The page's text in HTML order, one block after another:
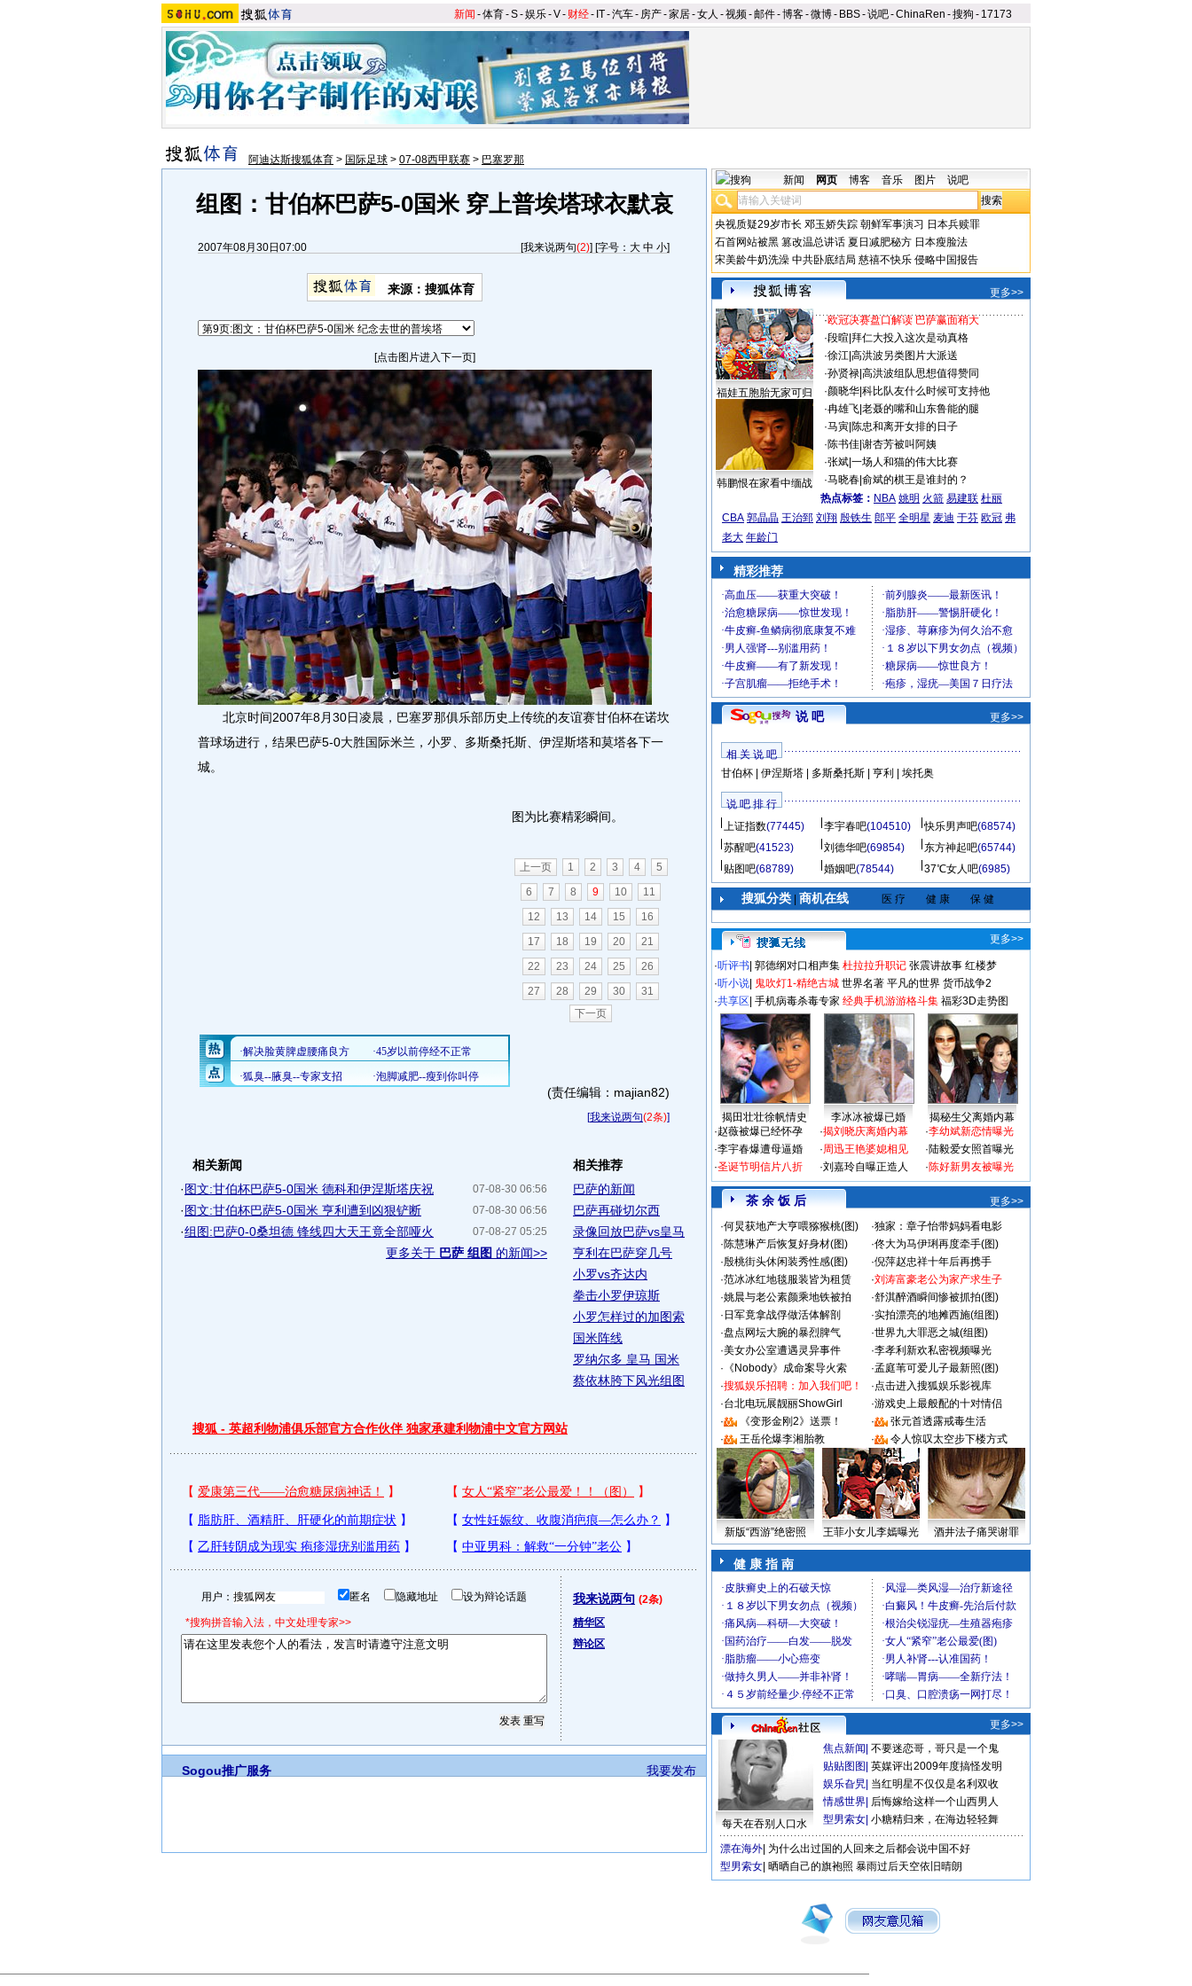
新闻 -体育-S-娱乐-V- 财经- IT-汽车- 房产-家居-女人 -视频-邮件-博客-微博- BBS-说吧-ChinaRen -搜狗 - 17173
阿迪达斯搜狐体育 > 国际足球 > 07-08西甲联赛 > 巴塞罗那
组图：甘伯杯巴萨5-0国米 穿上普埃塔球衣默哀
2007年08月30日07:00 [我来说两句(2)] [字号： 大 中 小]
来源：搜狐体育
[点击图片进入下一页]
北京时间2007年8月30日凌晨，巴塞罗那俱乐部历史上传统的友谊赛甘伯杯在诺坎
普球场进行，结果巴萨5-0大胜国际米兰，小罗、多斯桑托斯、伊涅斯塔和莫塔各下一
城。
图为比赛精彩瞬间。
上一页 1 2 3 4
5
6
7 8 9 10
11
12
13 14 15
16
17
18 19 20
21
22
23 24 25
26
27
28 29 30
31
下一页
(责任编辑：majian82)
[我来说两句(2条)]
相关新闻
07-08-30 06:56
·图文:甘伯杯巴萨5-0国米 德科和伊涅斯塔庆祝
07-08-30 06:56
·图文:甘伯杯巴萨5-0国米 亨利遭到凶狠铲断
07-08-27 05:25
·组图:巴萨0-0桑坦德 锋线四大天王竟全部哑火
更多关于 巴萨 组图 的新闻>>
相关推荐
巴萨的新闻
巴萨再碰切尔西
录像回放巴萨vs皇马
亨利在巴萨穿几号
小罗vs齐达内
拳击小罗伊琼斯
小罗怎样过的加图索
国米阵线
罗纳尔多 皇马 国米
蔡依林胯下风光组图
搜狐 - 英超利物浦俱乐部官方合作伙伴 独家承建利物浦中文官方网站
用户： 匿名 隐藏地址 设为辩论话题
*搜狗拼音输入法，中文处理专家>>
我来说两句 (2条)
精华区
辩论区
我要发布
Sogou推广服务
新闻 网页 博客 音乐 图片 说吧
央视质疑29岁市长 邓玉娇失踪 朝鲜军事演习 日本兵赎罪
石首网站被黑 篡改温总讲话 夏日减肥秘方 日本瘦脸法
宋美龄牛奶洗澡 中共卧底结局 慈禧不快乐 侵略中国报告
更多>>
福娃五胞胎无家可归
韩鹏恨在家看中缅战
·欧冠决赛盘口解读 巴萨赢面稍大
·段暄 拜仁大投入这次是动真格
·徐江| 高洪波另类图片大派送
·孙贤禄| 高洪波组队思想值得赞同
·颜晓华| 科比队友什么时候可支持他
·冉雄飞| 老聂的嘴和山东鲁能的腿
·马寅| 陈忠和离开女排的日子
·陈书佳| 谢杏芳被叫阿姨
·张斌| 一场人和猫的伟大比赛
·马晓春| 俞斌的棋王是谁封的？
热点标签： NBA 姚明 火箭 易建联 杜丽
CBA 郭晶晶 王治郅 刘翔 殷铁生 郎平 全明星 麦迪 于芬 欧冠 弗
老大 年龄门
精彩推荐
说 吧 更多>>
相 关 说 吧
甘伯杯| 伊涅斯塔| 多斯桑托斯| 亨利 埃托奥
说 吧 排 行
上证指数(77445) 李宇春吧(104510) 快乐男声吧(68574)
苏醒吧(41523) 刘德华吧(69854) 东方神起吧(65744)
贴图吧(68789) 婚姻吧(78544) 37℃女人吧(6985)
搜狐分类| 商机在线 医 疗 健 康 保 健
更多>>
·听评书 郭德纲对口相声集 杜拉拉升职记 张震讲故事 红楼梦
·听小说 鬼吹灯1-精绝古城 世界名著 平凡的世界 货币战争2
·共享区 手机病毒杀毒专家 经典手机游游格斗集 福彩3D走势图
揭田壮壮徐帆情史 李冰冰被爆已婚
揭秘生父离婚内幕
·赵薇被爆已经怀孕
·李宇春爆遭母逼婚
·圣诞节明信片八折
·揭刘晓庆离婚内幕
·周迅王艳婆媳相见
·刘嘉玲自曝正造人
·李幼斌新恋情曝光
·陆毅爱女照首曝光
·陈好新男友被曝光
茶 余 饭 后
更多>>
·何炅获地产大亨喂猕猴桃(图) ·独家：章子怡带妈妈看电影
·陈慧琳产后恢复好身材(图) ·佟大为马伊琍再度牵手(图)
·殷桃街头休闲装秀性感(图) ·倪萍赵忠祥十年后再携手
·范冰冰红地毯服装皆为租赁 ·刘涛富豪老公为家产求生子
·姚晨与老公素颜乘地铁被拍 ·舒淇醉酒瞬间惨被抓拍(图)
· 日军竟拿战俘做活体解剖 ·实拍漂亮的地摊西施(组图)
·盘点网坛大腕的暴烈脾气 ·世界九大罪恶之城(组图)
·美女办公室遭遇灵异事件 ·李孝利新欢私密视频曝光
· 《Nobody》成命案导火索 ·孟庭苇可爱儿子最新照(图)
·搜狐娱乐招聘：加入我们吧！ ·点击进入搜狐娱乐影视库
·台北电玩展靓丽ShowGirl ·游戏史上最般配的十对情侣
·
《变形金刚2》送票！ ·
张元首透露戒毒生活
·
王岳伦爆李湘胎教 · 令人惊叹太空步下楼方式
新版“西游”绝密照 王菲小女儿李嫣曝光 酒井法子痛哭谢罪
健 康 指 南
更多>>
每天在吞别人口水
焦点新闻 不要迷恋哥，哥只是一个鬼
贴贴图图 英媒评出2009年度搞怪发明
娱乐旮旯 当红明星不仅仅是名利双收
情感世界 后悔嫁给这样一个山西男人
型男索女 小糖精归来，在海边轻轻舞
漂在海外 为什么出过国的人回来之后都会说中国不好
型男索女 晒晒自己的旗袍照 暴雨过后天空依旧晴朗